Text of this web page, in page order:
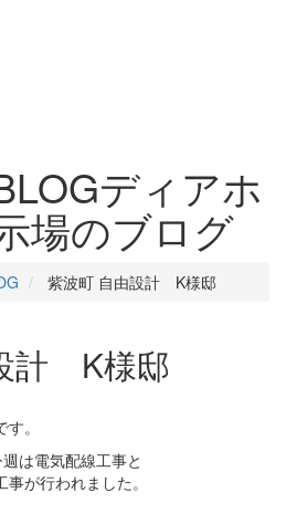
ディアホ
場のブログ
紫波町 自由設計 K様邸
計 K様邸
。
は電気配線工事と
が行われました。